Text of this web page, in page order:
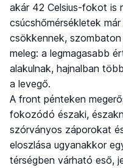
akár 42 Celsius-fokot is
csúcshőmérsékletek
csökkennek,
meleg: a legmagasabb
alakulnak, hajnalban
a levegő.
A front pénteken
fokozódó északi,
szórványos záporokat
eloszlása ugyanakkor
térségben várható eső,